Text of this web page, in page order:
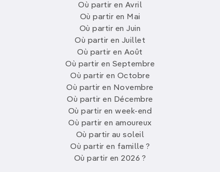
Où partir en Avril
Où partir en Mai
Où partir en Juin
Où partir en Juillet
Où partir en Août
Où partir en Septembre
Où partir en Octobre
Où partir en Novembre
Où partir en Décembre
Où partir en week-end
Où partir en amoureux
Où partir au soleil
Où partir en famille ?
Où partir en 2026 ?